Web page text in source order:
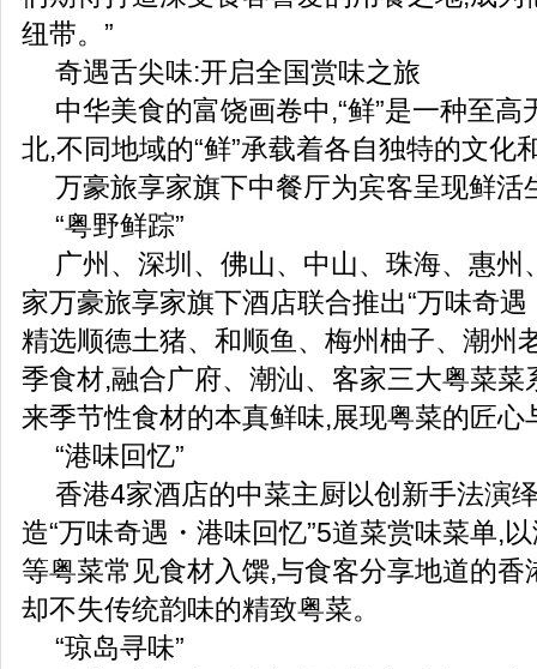
纽带。”
奇遇舌尖味:开启全国赏味之旅
中华美食的富饶画卷中,“鲜”是一种至高
北,不同地域的“鲜”承载着各自独特的文化
万豪旅享家旗下中餐厅为宾客呈现鲜活
“粤野鲜踪”
广州、深圳、佛山、中山、珠海、惠州
家万豪旅享家旗下酒店联合推出“万味奇遇
精选顺德土猪、和顺鱼、梅州柚子、潮州
季食材,融合广府、潮汕、客家三大粤菜菜
来季节性食材的本真鲜味,展现粤菜的匠心
“港味回忆”
香港4家酒店的中菜主厨以创新手法演
造“万味奇遇・港味回忆”5道菜赏味菜单,
等粤菜常见食材入馔,与食客分享地道的香
却不失传统韵味的精致粤菜。
“琼岛寻味”